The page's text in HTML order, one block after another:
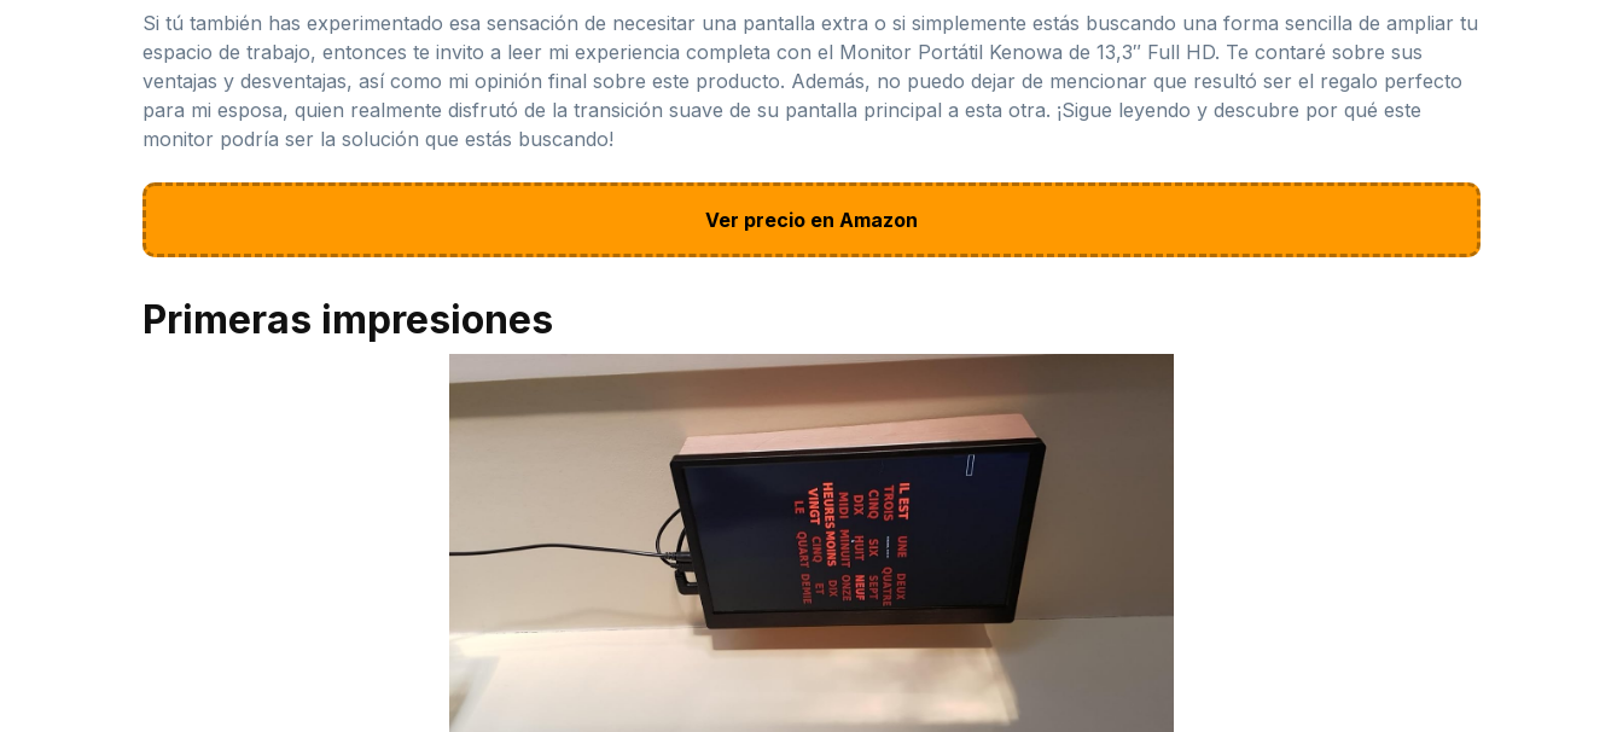
Si tú también has experimentado esa sensación de necesitar una pantalla extra o si simplemente estás buscando una forma sencilla de ampliar tu
espacio de trabajo, entonces te invito a leer mi experiencia completa con el Monitor Portátil Kenowa de 13,3″ Full HD. Te contaré sobre sus
ventajas y desventajas, así como mi opinión final sobre este producto. Además, no puedo dejar de mencionar que resultó ser el regalo perfecto
para mi esposa, quien realmente disfrutó de la transición suave de su pantalla principal a esta otra. ¡Sigue leyendo y descubre por qué este
monitor podría ser la solución que estás buscando!
Ver precio en Amazon
Primeras impresiones